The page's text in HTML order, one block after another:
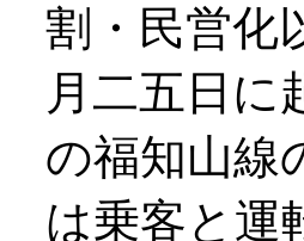
割・民営化
月二五日に
の福知山線
は乗客と運